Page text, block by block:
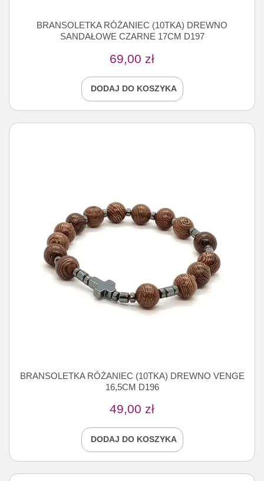
BRANSOLETKA RÓŻANIEC (10TKA) DREWNO
SANDAŁOWE CZARNE 17CM D197
69,00 zł
DODAJ DO KOSZYKA
BRANSOLETKA RÓŻANIEC (10TKA) DREWNO VENGE
16,5CM D196
49,00 zł
DODAJ DO KOSZYKA